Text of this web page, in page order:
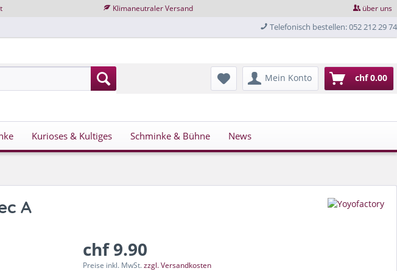
Klimaneutraler Versand über uns
Telefonisch bestellen: 052 212 29 74
Mein Konto chf 0.00
Kurioses & Kultiges Schminke & Bühne News
A
chf 9.90
Preise inkl. MwSt.zzgl. Versandkosten